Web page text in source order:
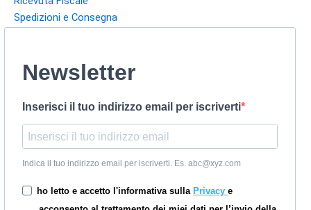
Spedizioni e Consegna
Newsletter
Inserisci il tuo indirizzo email per iscriverti
Indica il tuo indirizzo email per iscriverti. Es. abc@xyz.com
ho letto e accetto l'informativa sulla Privacy e